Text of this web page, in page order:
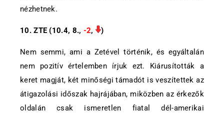
nézhetnek.
10. ZTE (10.4, 8., -2, )
Nem semmi, ami a Zetével történik, és egyáltalán
nem pozitív értelemben írjuk ezt. Kiárusították a
keret magját, két minőségi támadót is veszítettek az
átigazolási időszak hajrájában, miközben az érkezők
oldalán csak ismeretlen fiatal dél-amerikai